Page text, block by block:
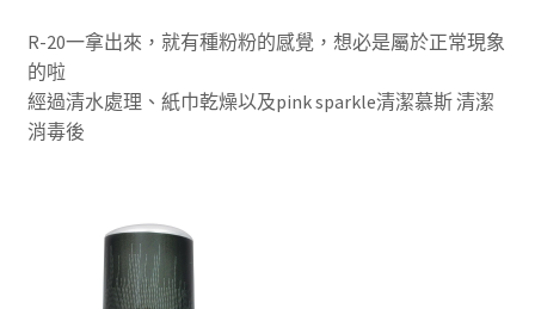
R-20一拿出來，就有種粉粉的感覺，想必是屬於正常現象
的啦
經過清水處理、紙巾乾燥以及pink sparkle清潔慕斯 清潔
消毒後